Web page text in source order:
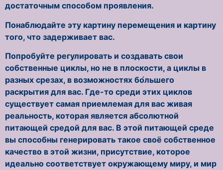
достаточным способом проявления.
Понаблюдайте эту картину перемещения и картину
того, что задерживает вас.
Попробуйте регулировать и создавать свои
собственные циклы, но не в плоскости, а циклы в
разных срезах, в возможностях бо́льшего
раскрытия для вас. Где-то среди этих циклов
существует самая приемлемая для вас живая
реальность, которая является абсолютной
питающей средой для вас. В этой питающей среде
вы способны генерировать такое своё собственное
качество в этой жизни, присутствие, которое
идеально соответствует окружающему миру, и мир